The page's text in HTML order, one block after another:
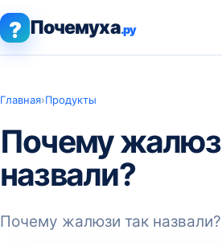
? Почемуха.ру
Главная›Продукты
Почему
назвали?
Почему жалюзи так назвали?